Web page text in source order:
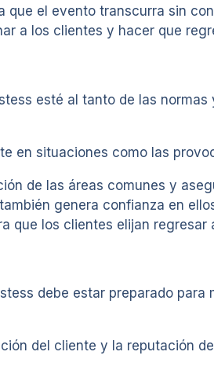
que el evento transcurra sin
a los clientes y hacer que
esté al tanto de las
en situaciones como las
de las áreas comunes y
genera confianza en
que los clientes elijan regresar
debe estar preparado para
del cliente y la reputación